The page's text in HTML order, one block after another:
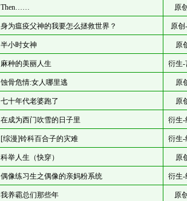
Then…… 原
身为瘟疫父神的我要怎么拯救世界？ 原
半小时女神 原
麻种的美丽人生 衍生-
蚀骨危情:女人哪里逃 原
七十年代老婆跑了 原
在成为西门吹雪的日子里 衍生-
[综漫]铃科百合子的灾难 衍生-
科举人生（快穿） 原
偶像练习生之偶像的亲妈粉系统 衍生-
我养霸总们那些年 原